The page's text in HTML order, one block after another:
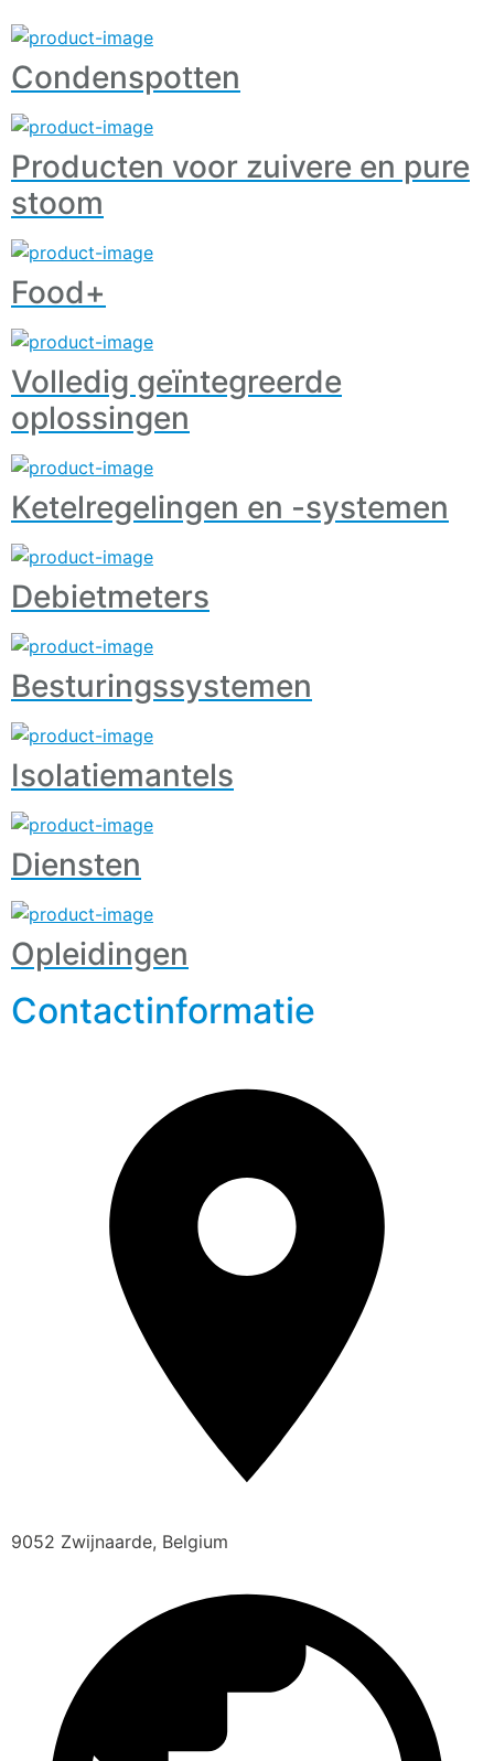
Condenspotten
Producten voor zuivere en pure
stoom
Food+
Volledig geïntegreerde
oplossingen
Ketelregelingen en -systemen
Debietmeters
Besturingssystemen
Isolatiemantels
Diensten
Opleidingen
Contactinformatie
9052 Zwijnaarde, Belgium